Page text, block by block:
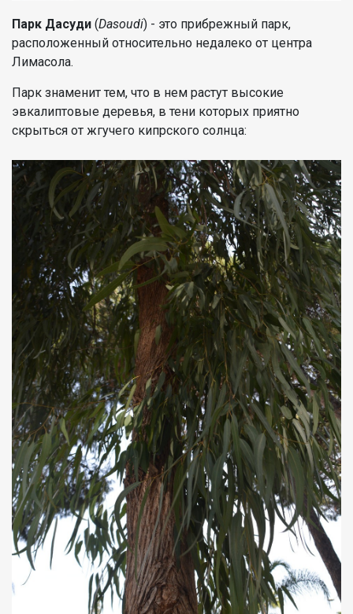
Парк Дасуди (Dasoudi) - это прибрежный парк,
расположенный относительно недалеко от центра
Лимасола.
Парк знаменит тем, что в нем растут высокие
эвкалиптовые деревья, в тени которых приятно
скрыться от жгучего кипрского солнца: